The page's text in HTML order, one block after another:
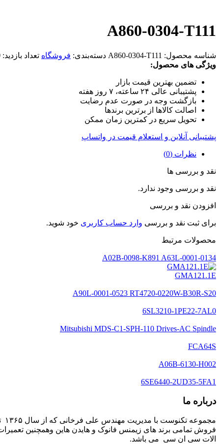
A860-0304-T111
شناسه محصول: A860-0304-T111 دسته‌بندی: فروشگاه تعداد بازدید:
ویژگی های محصول:
تضمین بهترین قیمت بازار
پشتیبانی عالی ۲۴ ساعته، ۷ روز هفته
بازگشت وجه در صورت عدم رضایت
اصالت کالاها از برترین برندها
تحویل سریع در کمترین زمان ممکن
پشتیبانی آنلاین و استعلام قیمت در واتساپ
نظرات (0)
نقد و بررسی ها
نقد و بررسی وجود ندارد.
افزودن نقد و بررسی
برای ثبت نقد و بررسی وارد حساب کاربری خود شوید.
محصولات مرتبط
A02B-0098-K891 A63L-0001-0134
GMA121.1E
A90L-0001-0523 RT4720-0220W-B30R-S20
6SL3210-1PE22-7AL0
Mitsubishi MDS-C1-SPH-110 Drives-AC Spindle
FCA64S
A06B-6130-H002
6SE6440-2UD35-5FA1
درباره ما
فروش تمامی برند های زیمنس فانوک و هایدن هاین وهمچنین
الات سی ان سی می باشد.